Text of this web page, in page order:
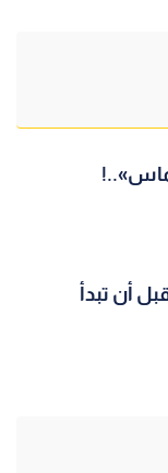
أن تبدأ